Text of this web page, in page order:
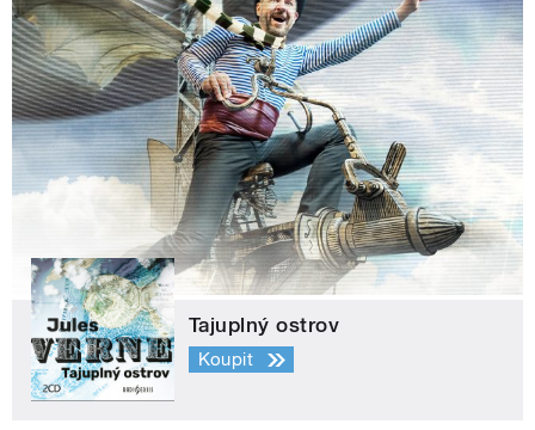
Tajuplný ostrov
Koupit